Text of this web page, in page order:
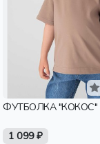
ФУТБОЛКА "КОКОС"
1 099 ₽